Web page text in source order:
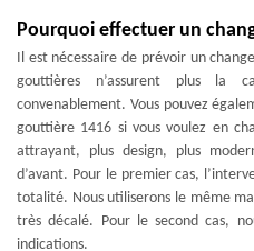
Pourquoi effectuer un
Il est nécessaire de prévoir un
gouttières n’assurent plus la
convenablement. Vous pouvez
gouttière 1416 si vous voulez en
attrayant, plus design, plus
d’avant. Pour le premier cas,
totalité. Nous utiliserons le même
très décalé. Pour le second cas,
indications.